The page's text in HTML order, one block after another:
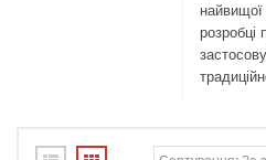
найвищої
розробці